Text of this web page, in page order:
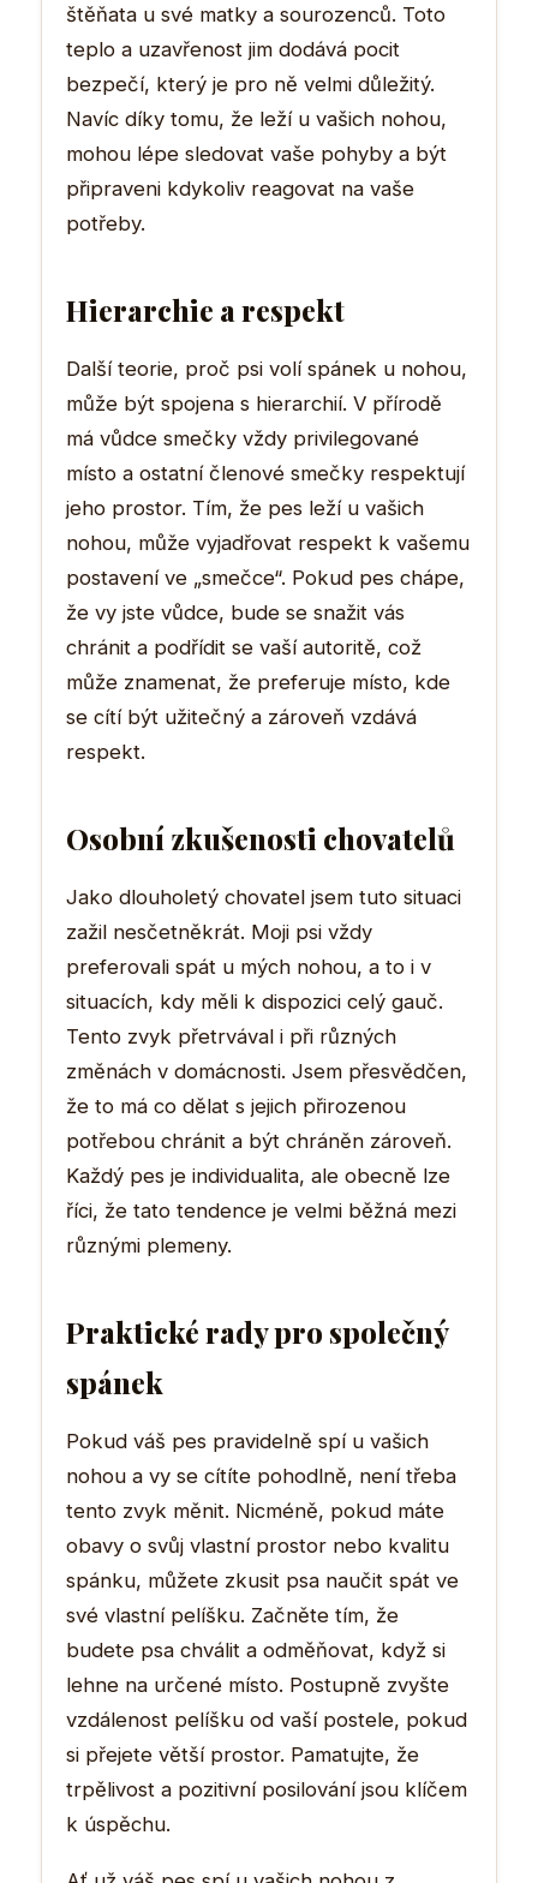
štěňata u své matky a sourozenců. Toto
teplo a uzavřenost jim dodává pocit
bezpečí, který je pro ně velmi důležitý.
Navíc díky tomu, že leží u vašich nohou,
mohou lépe sledovat vaše pohyby a být
připraveni kdykoliv reagovat na vaše
potřeby.
Hierarchie a respekt
Další teorie, proč psi volí spánek u nohou,
může být spojena s hierarchií. V přírodě
má vůdce smečky vždy privilegované
místo a ostatní členové smečky respektují
jeho prostor. Tím, že pes leží u vašich
nohou, může vyjadřovat respekt k vašemu
postavení ve „smečce“. Pokud pes chápe,
že vy jste vůdce, bude se snažit vás
chránit a podřídit se vaší autoritě, což
může znamenat, že preferuje místo, kde
se cítí být užitečný a zároveň vzdává
respekt.
Osobní zkušenosti chovatelů
Jako dlouholetý chovatel jsem tuto situaci
zažil nesčetněkrát. Moji psi vždy
preferovali spát u mých nohou, a to i v
situacích, kdy měli k dispozici celý gauč.
Tento zvyk přetrvával i při různých
změnách v domácnosti. Jsem přesvědčen,
že to má co dělat s jejich přirozenou
potřebou chránit a být chráněn zároveň.
Každý pes je individualita, ale obecně lze
říci, že tato tendence je velmi běžná mezi
různými plemeny.
Praktické rady pro společný
spánek
Pokud váš pes pravidelně spí u vašich
nohou a vy se cítíte pohodlně, není třeba
tento zvyk měnit. Nicméně, pokud máte
obavy o svůj vlastní prostor nebo kvalitu
spánku, můžete zkusit psa naučit spát ve
své vlastní pelíšku. Začněte tím, že
budete psa chválit a odměňovat, když si
lehne na určené místo. Postupně zvyšte
vzdálenost pelíšku od vaší postele, pokud
si přejete větší prostor. Pamatujte, že
trpělivost a pozitivní posilování jsou klíčem
k úspěchu.